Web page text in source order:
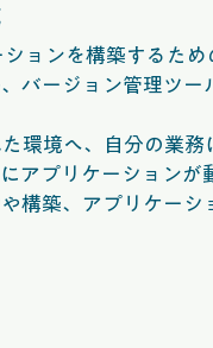
ョンを構築するた
バージョン管理ツ
環境へ、自分の業
アプリケーション
構築、アプリケー